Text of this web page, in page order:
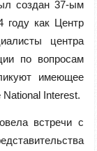
создан 37-ым
году как Центр
центра
по вопросам
имеющее
Interest.
встречи с